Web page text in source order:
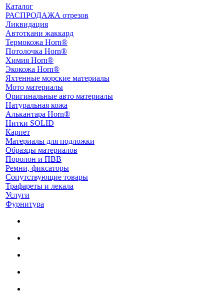
Каталог
РАСПРОДАЖА отрезов
Ликвидация
Автоткани жаккард
Термокожа Horn®
Потолочка Horn®
Химия Horn®
Экокожа Horn®
Яхтенные морские материалы
Мото материалы
Оригинальные авто материалы
Натуральная кожа
Алькантара Horn®
Нитки SOLID
Карпет
Материалы для подложки
Образцы материалов
Поролон и ПВВ
Ремни, фиксаторы
Сопутствующие товары
Трафареты и лекала
Услуги
Фурнитура